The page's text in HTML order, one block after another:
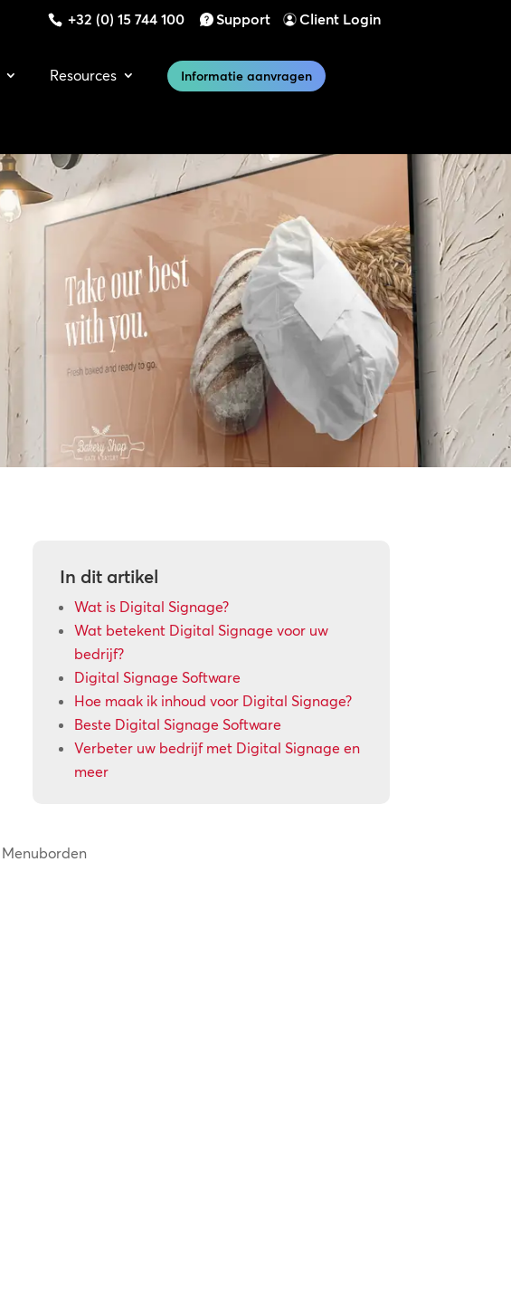
+32 (0) 15 744 100 Support Client Login
Resources Informatie aanvragen
In dit artikel
Wat is Digital Signage?
Wat betekent Digital Signage voor uw
bedrijf?
Digital Signage Software
Hoe maak ik inhoud voor Digital Signage?
Beste Digital Signage Software
Verbeter uw bedrijf met Digital Signage en
meer